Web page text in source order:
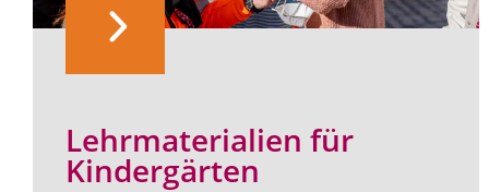
Lehrmaterialien für
Kindergärten